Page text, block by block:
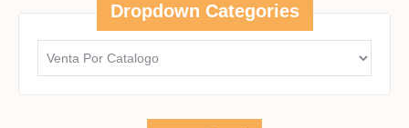
Dropdown Categories